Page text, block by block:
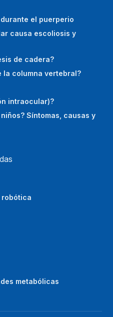
el puerperio
causa escoliosis y
de cadera?
la columna vertebral?
intraocular)?
Síntomas, causas y
metabólicas